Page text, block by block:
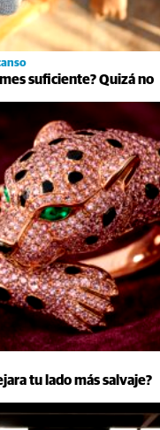
suficiente? Quizá no
tu lado más salvaje?